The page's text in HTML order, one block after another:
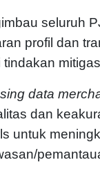
seluruh
profil dan
data
dan
untuk